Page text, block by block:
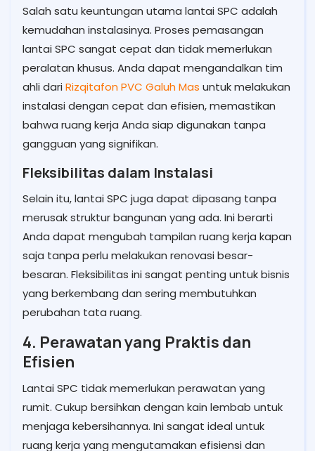
Salah satu keuntungan utama lantai SPC adalah
kemudahan instalasinya. Proses pemasangan
lantai SPC sangat cepat dan tidak memerlukan
peralatan khusus. Anda dapat mengandalkan tim
ahli dariRizqitafon PVC Galuh Mas untuk melakukan
instalasi dengan cepat dan efisien, memastikan
bahwa ruang kerja Anda siap digunakan tanpa
gangguan yang signifikan.
Fleksibilitas dalam Instalasi
Selain itu, lantai SPC juga dapat dipasang tanpa
merusak struktur bangunan yang ada. Ini berarti
Anda dapat mengubah tampilan ruang kerja kapan
saja tanpa perlu melakukan renovasi besar-
besaran. Fleksibilitas ini sangat penting untuk bisnis
yang berkembang dan sering membutuhkan
perubahan tata ruang.
4. Perawatan yang Praktis dan
Efisien
Lantai SPC tidak memerlukan perawatan yang
rumit. Cukup bersihkan dengan kain lembab untuk
menjaga kebersihannya. Ini sangat ideal untuk
ruang kerja yang mengutamakan efisiensi dan